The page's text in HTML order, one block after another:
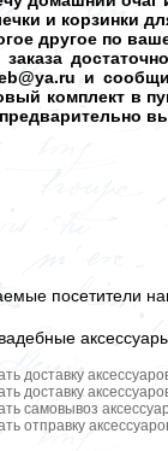
и корзинки
другое по
заказа
и
комплект в
посетители
доставку
доставку
самовывоз
отправку